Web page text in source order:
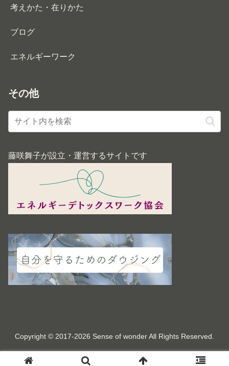
考えかた・在りかた
ブログ
エネルギーワーク
その他
藤咲舞子が設立・運営するサイトです
Copyright © 2017-2026 Sense of wonder All Rights Reserved.